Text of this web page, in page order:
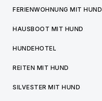
FERIENWOHNUNG MIT HUND
HAUSBOOT MIT HUND
HUNDEHOTEL
REITEN MIT HUND
SILVESTER MIT HUND